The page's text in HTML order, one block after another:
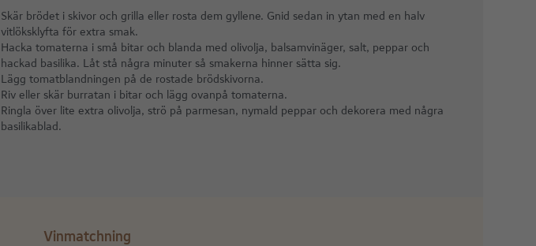
Skär brödet i skivor och grilla eller rosta dem gyllene. Gnid sedan in ytan med en halv
vitlöksklyfta för extra smak.
Hacka tomaterna i små bitar och blanda med olivolja, balsamvinäger, salt, peppar och
hackad basilika. Låt stå några minuter så smakerna hinner sätta sig.
Lägg tomatblandningen på de rostade brödskivorna.
Riv eller skär burratan i bitar och lägg ovanpå tomaterna.
Ringla över lite extra olivolja, strö på parmesan, nymald peppar och dekorera med några
basilikablad.
Vinmatchning